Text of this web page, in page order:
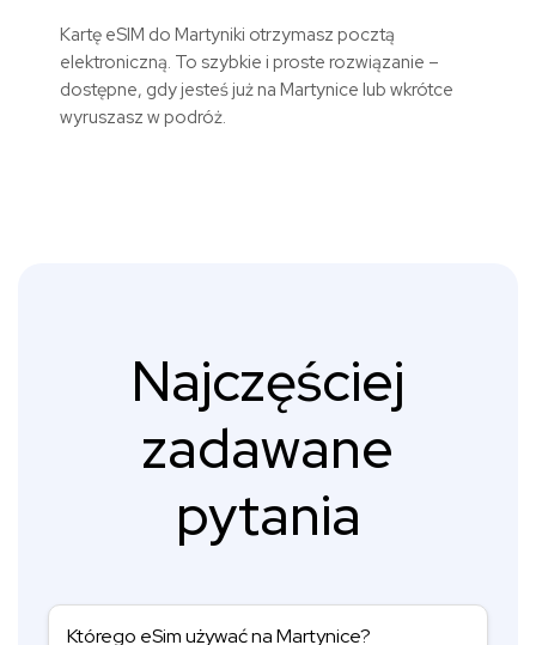
Kartę eSIM do Martyniki otrzymasz pocztą
elektroniczną. To szybkie i proste rozwiązanie –
dostępne, gdy jesteś już na Martynice lub wkrótce
wyruszasz w podróż.
Najczęściej
zadawane
pytania
Którego eSim używać na Martynice?